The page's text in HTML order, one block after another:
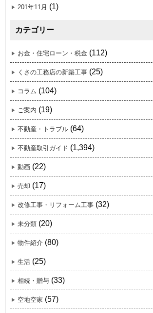
201年11月 (1)
カテゴリー
お金・住宅ローン・税金 (112)
くさの工務店の新築工事 (25)
コラム (104)
ご案内 (19)
不動産・トラブル (64)
不動産取引ガイド (1,394)
動画 (22)
売却 (17)
改修工事・リフォーム工事 (32)
未分類 (20)
物件紹介 (80)
生活 (25)
相続・贈与 (33)
空地空家 (57)